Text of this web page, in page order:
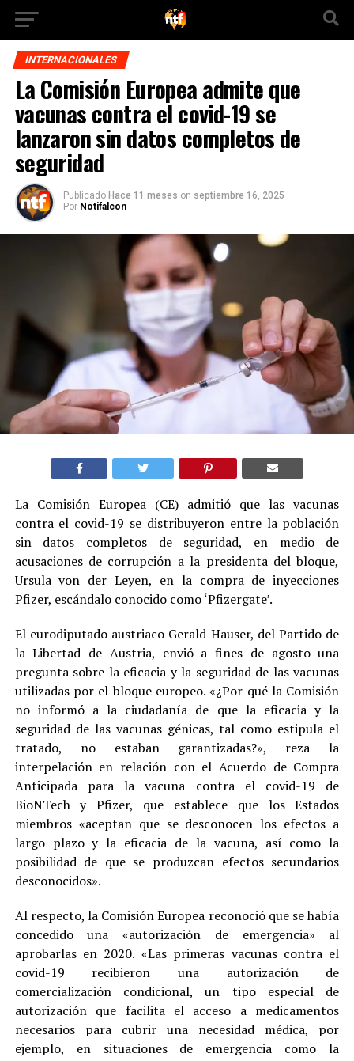
INTERNACIONALES
La Comisión Europea admite que
vacunas contra el covid-19 se
lanzaron sin datos completos de
seguridad
Publicado Hace 11 meses on septiembre 16, 2025
Por Notifalcon
La Comisión Europea (CE) admitió que las vacunas
contra el covid-19 se distribuyeron entre la población
sin datos completos de seguridad, en medio de
acusaciones de corrupción a la presidenta del bloque,
Ursula von der Leyen, en la compra de inyecciones
Pfizer, escándalo conocido como ‘Pfizergate’.
El eurodiputado austriaco Gerald Hauser, del Partido de
la Libertad de Austria, envió a fines de agosto una
pregunta sobre la eficacia y la seguridad de las vacunas
utilizadas por el bloque europeo. «¿Por qué la Comisión
no informó a la ciudadanía de que la eficacia y la
seguridad de las vacunas génicas, tal como estipula el
tratado, no estaban garantizadas?», reza la
interpelación en relación con el Acuerdo de Compra
Anticipada para la vacuna contra el covid-19 de
BioNTech y Pfizer, que establece que los Estados
miembros «aceptan que se desconocen los efectos a
largo plazo y la eficacia de la vacuna, así como la
posibilidad de que se produzcan efectos secundarios
desconocidos».
Al respecto, la Comisión Europea reconoció que se había
concedido una «autorización de emergencia» al
aprobarlas en 2020. «Las primeras vacunas contra el
covid-19 recibieron una autorización de
comercialización condicional, un tipo especial de
autorización que facilita el acceso a medicamentos
necesarios para cubrir una necesidad médica, por
ejemplo, en situaciones de emergencia como la